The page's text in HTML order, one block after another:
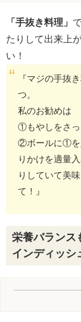
「手抜き料理」
たりして出来上
い！
『マジの手抜
つ。
私のお勧めは
①もやしをさっ
②ボールに①を
りかけを適量
りしていて美
て！』
栄養バランス
インディッシ